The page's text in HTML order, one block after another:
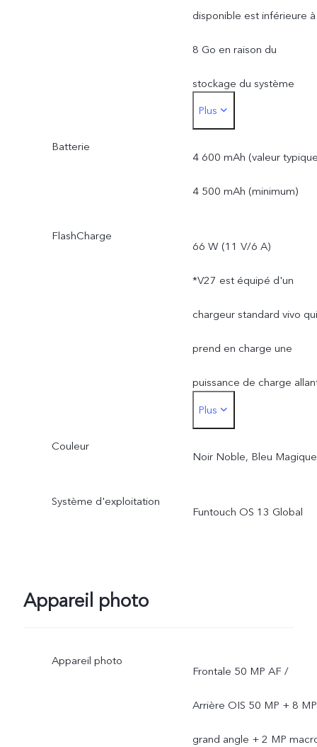
disponible est inférieure à
8 Go en raison du
stockage du système
d'exploitation et des
applications préinstallées.
*La ROM réellement
256 Go en raison du
stockage du système
d'exploitation et des
applications préinstallées.
Plus
Batterie
4 600 mAh (valeur
4 500 mAh (minimum)
FlashCharge
66 W (11 V/6 A)
*V27 est équipé d'un
chargeur standard vivo qui
prend en charge une
puissance de charge
jusqu'à 66 W. La
de rechargement réelle
dynamique en fonction de
Plus
Couleur
Noir Noble, Bleu Magique
Système d'exploitation
Funtouch OS 13 Global
Appareil photo
Appareil photo
Frontale 50 MP AF /
Arrière OIS 50 MP + 8 MP
grand angle + 2 MP